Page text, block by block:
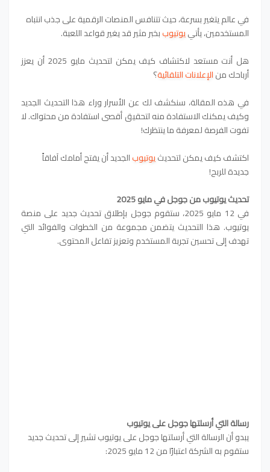
في عالم يتغير بسرعة، حيث تتنافس المنصات الرقمية على جذب انتباه
المستخدمين، يأتييوتيوببخبر مثير قد يغير قواعد اللعبة.
هل أنت مستعد لاكتشاف كيف يمكن لتحديث مايو 2025 أن يعزز
أرباحك منالإعلانات التلقائية؟
في هذه المقالة، سنكشف لك عن الأسرار وراء هذا التحديث الجديد
وكيف يمكنك الاستفادة منه لتحقيق أقصى استفادة من محتواك. لا
تفوت الفرصة لمعرفة ما ينتظرك!
اكتشف كيف يمكن لتحديثيوتيوبالجديد أن يفتح أمامك آفاقاً
جديدة للربح!
تحديث يوتيوب من جوجل في مايو 2025
في 12 مايو 2025، ستقوم جوجل بإطلاق تحديث جديد على منصة
يوتيوب. هذا التحديث يتضمن مجموعة من الخطوات والفوائد التي
تهدف إلى تحسين تجربة المستخدم وتعزيز تفاعل المحتوى.
رسالة التي أرسلتها جوجل على يوتيوب
يبدو أن الرسالة التي أرسلتها جوجل على يوتيوب تشير إلى تحديث جديد
ستقوم به الشركة اعتبارًا من 12 مايو 2025: